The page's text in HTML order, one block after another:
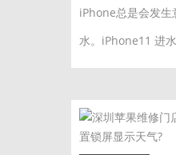
iPhone总是会发生
水。iPhone11 进